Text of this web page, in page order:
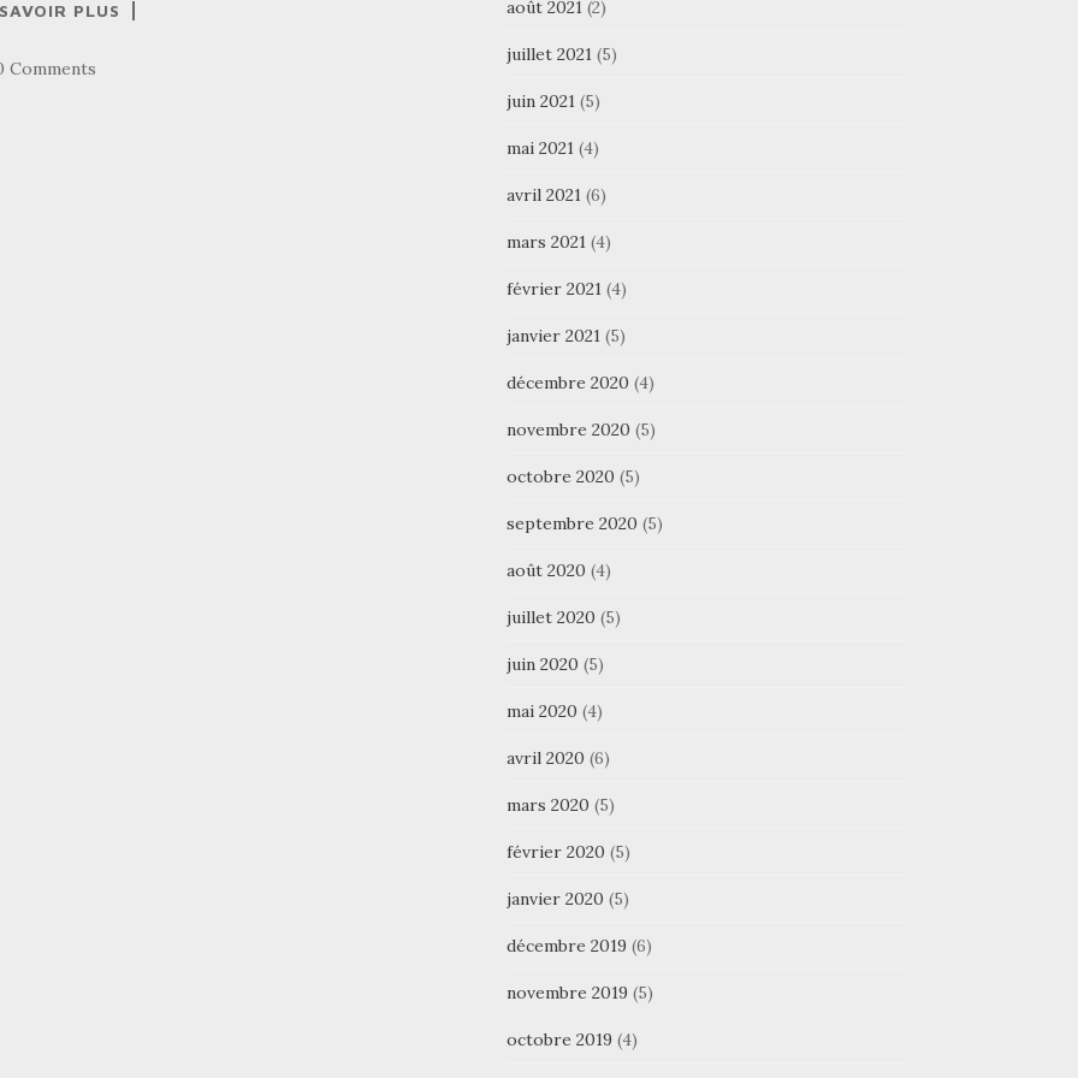
PLUS
Comments
août 2021(2)
juillet 2021(5)
juin 2021(5)
mai 2021(4)
avril 2021(6)
mars 2021(4)
février 2021(4)
janvier 2021(5)
décembre 2020 (4)
novembre 2020 (5)
octobre 2020 (5)
septembre 2020 (5)
août 2020 (4)
juillet 2020 (5)
juin 2020 (5)
mai 2020 (4)
avril 2020 (6)
mars 2020 (5)
février 2020 (5)
janvier 2020 (5)
décembre 2019 (6)
novembre 2019 (5)
octobre 2019 (4)